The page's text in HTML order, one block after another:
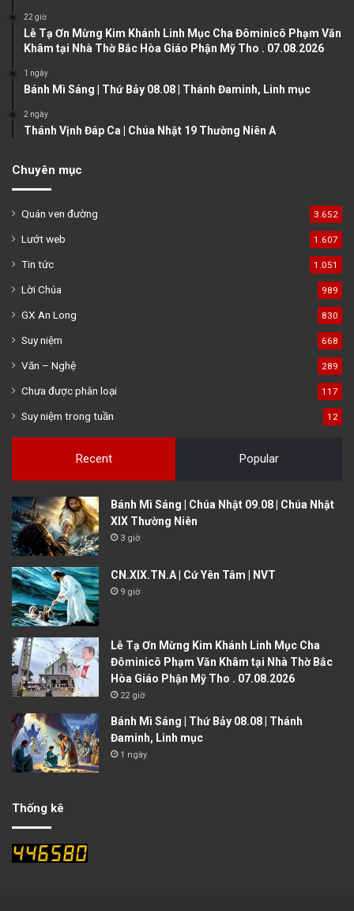
g
22 giờ
Lễ Tạ Ơn Mừng Kim Khánh Linh Mục Cha Đôminicô Phạm Văn
Khâm tại Nhà Thờ Bắc Hòa Giáo Phận Mỹ Tho . 07.08.2026
1 ngày
Bánh Mì Sáng | Thứ Bảy 08.08 | Thánh Đaminh, Linh mục
2 ngày
Thánh Vịnh Đáp Ca | Chúa Nhật 19 Thường Niên A
Chuyên mục
Quán ven đường 3.652
Lướt web 1.607
Tin tức 1.051
Lời Chúa 989
GX An Long 830
Suy niệm 668
Văn – Nghệ 289
Chưa được phân loại 117
Suy niệm trong tuần 12
Recent Popular
Bánh Mì Sáng | Chúa Nhật 09.08 | Chúa Nhật
XIX Thường Niên
3 giờ
CN.XIX.TN.A | Cứ Yên Tâm | NVT
9 giờ
Lễ Tạ Ơn Mừng Kim Khánh Linh Mục Cha
Đôminicô Phạm Văn Khâm tại Nhà Thờ Bắc
Hòa Giáo Phận Mỹ Tho . 07.08.2026
22 giờ
Bánh Mì Sáng | Thứ Bảy 08.08 | Thánh
Đaminh, Linh mục
1 ngày
Thống kê